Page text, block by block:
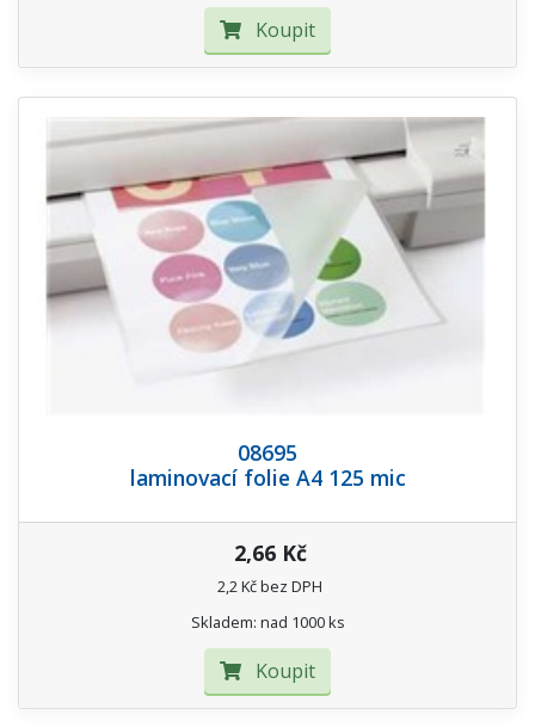
Koupit
08695
laminovací folie A4 125 mic
2,66 Kč
2,2 Kč bez DPH
Skladem: nad 1000 ks
Koupit